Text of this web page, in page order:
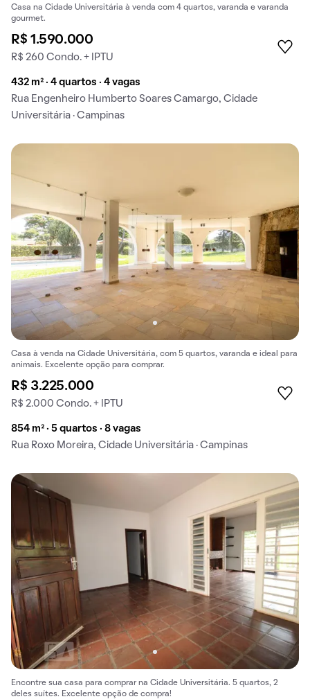
Casa na Cidade Universitária à venda com 4 quartos, varanda e varanda
gourmet.
R$ 1.590.000
R$ 260 Condo. + IPTU
432 m² · 4 quartos · 4 vagas
Rua Engenheiro Humberto Soares Camargo, Cidade
Universitária · Campinas
Casa à venda na Cidade Universitária, com 5 quartos, varanda e ideal para
animais. Excelente opção para comprar.
R$ 3.225.000
R$ 2.000 Condo. + IPTU
854 m² · 5 quartos · 8 vagas
Rua Roxo Moreira, Cidade Universitária · Campinas
Encontre sua casa para comprar na Cidade Universitária. 5 quartos, 2
deles suítes. Excelente opção de compra!